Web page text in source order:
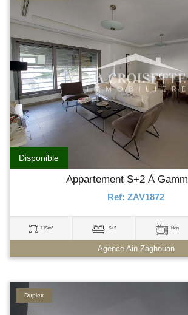
Disponible
Appartement S+2 À
Ref: ZAV1872
115m² S+2 Non
Agence Ain Zaghouan
Duplex